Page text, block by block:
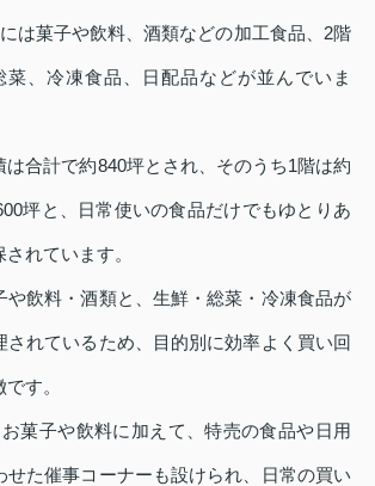
は菓子や飲料、酒類などの加工食品、2階
菜、冷凍食品、日配品などが並んでいま
は合計で約840坪とされ、そのうち1階は約
坪と、日常使いの食品だけでもゆとりあ
れています。
や飲料・酒類と、生鮮・総菜・冷凍食品が
されているため、目的別に効率よく買い回
す。
菓子や飲料に加えて、特売の食品や日用
せた催事コーナーも設けられ、日常の買い